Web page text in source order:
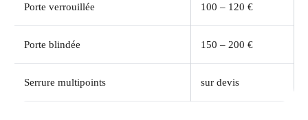
Porte verrouillée 100 – 120 €
Porte blindée 150 – 200 €
Serrure multipoints sur devis